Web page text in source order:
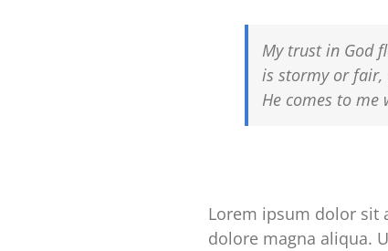
My trust in God
is stormy or fair,
He comes to me
Lorem ipsum dolor sit
dolore magna aliqua.